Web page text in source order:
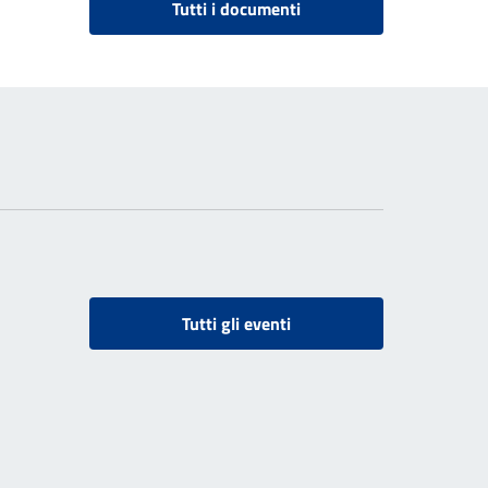
Tutti i documenti
Tutti gli eventi